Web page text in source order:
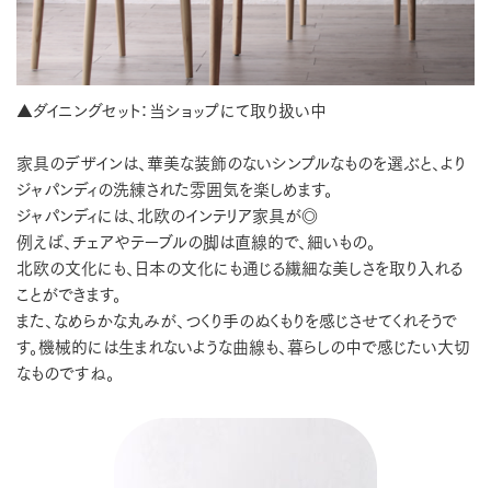
▲ダイニングセット：当ショップにて取り扱い中
家具のデザインは、華美な装飾のないシンプルなものを選ぶと、より
ジャパンディの洗練された雰囲気を楽しめます。
ジャパンディには、北欧のインテリア家具が◎
例えば、チェアやテーブルの脚は直線的で、細いもの。
北欧の文化にも、日本の文化にも通じる繊細な美しさを取り入れる
ことができます。
また、なめらかな丸みが、つくり手のぬくもりを感じさせてくれそうで
す。機械的には生まれないような曲線も、暮らしの中で感じたい大切
なものですね。